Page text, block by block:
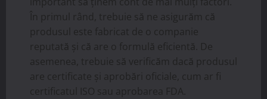
În primul rând, trebuie să ne asigurăm că
produsul este fabricat de o companie
reputată și că are o formulă eficientă. De
asemenea, trebuie să verificăm dacă produsul
are certificate și aprobări oficiale, cum ar fi
certificatul ISO sau aprobarea FDA.